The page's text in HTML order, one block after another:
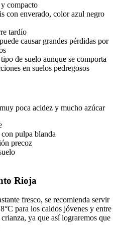
compacto
con enverado, color azul negro
tardío
causar grandes pérdidas por
de suelo aunque se comporta
en suelos pedregosos
poca acidez y mucho azúcar
pulpa blanda
precoz
Rioja
fresco, se recomienda servir
para los caldos jóvenes y entre
ya que así lograremos que